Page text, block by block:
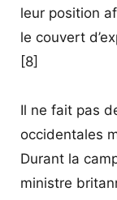
leur position
le couvert
[8]
Il ne fait pas
occidentales
Durant la
ministre